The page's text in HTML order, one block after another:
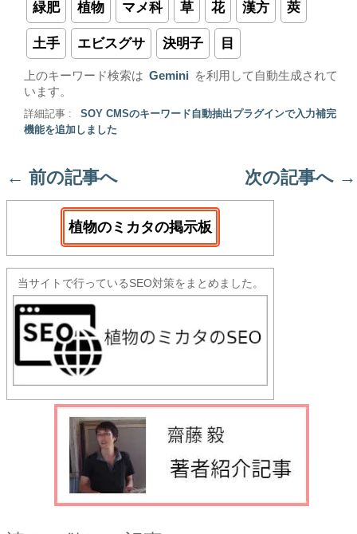
緑肥 植物 マメ科 草 花 漢方 莢
土手 エビスグサ 決明子 目
上のキーワード検索は Gemini
を利用して自動生成されて
います。
詳細記事 :
SOY CMSのキーワード自動抽出プラグインで入力補完
機能を追加しました
← 前の記事へ 次の記事へ →
植物のミカタの掲示板
当サイトで行っているSEO対策をまとめました。